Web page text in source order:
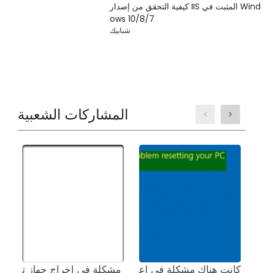
كيفية التحقق من إصدار IIS المثبت في Wind
ows 10/8/7
شبابيك
المشاركات الشعبية
مشكلة في إخراج جهاز ت
كانت هناك مشكلة في إع